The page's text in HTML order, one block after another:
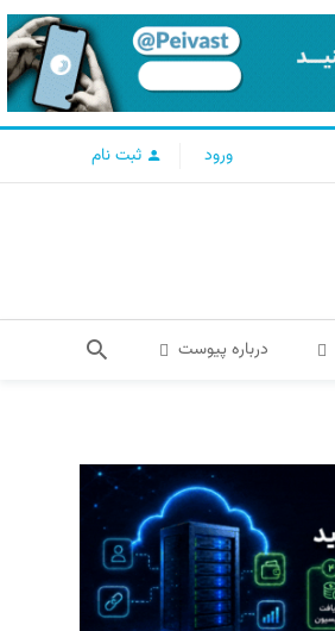
ورود ثبت نام
درباره پیوست